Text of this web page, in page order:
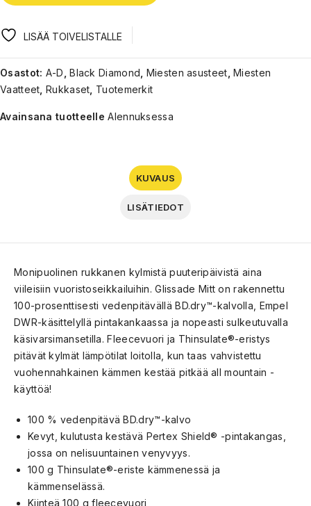
LISÄÄ TOIVELISTALLE
Osastot: A-D, Black Diamond, Miesten asusteet, Miesten
Vaatteet, Rukkaset, Tuotemerkit
Avainsana tuotteelleAlennuksessa
KUVAUS
LISÄTIEDOT
Monipuolinen rukkanen kylmistä puuteripäivistä aina
viileisiin vuoristoseikkailuihin. Glissade Mitt on rakennettu
100-prosenttisesti vedenpitävällä BD.dry™-kalvolla, Empel
DWR-käsittelyllä pintakankaassa ja nopeasti sulkeutuvalla
käsivarsimansetilla. Fleecevuori ja Thinsulate®-eristys
pitävät kylmät lämpötilat loitolla, kun taas vahvistettu
vuohennahkainen kämmen kestää pitkää all mountain -
käyttöä!
100 % vedenpitävä BD.dry™-kalvo
Kevyt, kulutusta kestävä Pertex Shield® -pintakangas,
jossa on nelisuuntainen venyvyys.
100 g Thinsulate®-eriste kämmenessä ja
kämmenselässä.
Kiinteä 100 g fleecevuori